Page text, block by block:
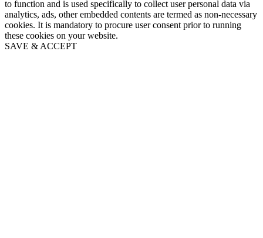
to function and is used specifically to collect user personal data via
analytics, ads, other embedded contents are termed as non-necessary
cookies. It is mandatory to procure user consent prior to running
these cookies on your website.
SAVE & ACCEPT